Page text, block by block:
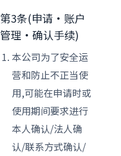
第3条(申请·账户
管理·确认手续)
本公司为了安全运
营和防止不正当使
用,可能在申请时或
使用期间要求进行
本人确认/法人确
认/联系方式确认/